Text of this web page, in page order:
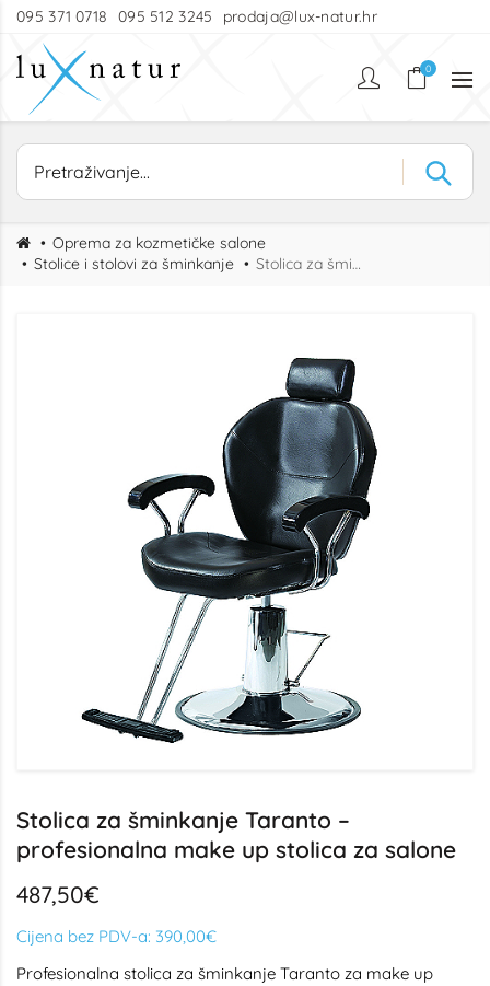
095 371 0718 095 512 3245 prodaja@lux-natur.hr
0
Oprema za kozmetičke salone
Stolice i stolovi za šminkanje
Stolica za šminkanje Taranto
Stolica za šminkanje Taranto –
profesionalna make up stolica za salone
487,50€
Cijena bez PDV-a: 390,00€
Profesionalna stolica za šminkanje Taranto za make up